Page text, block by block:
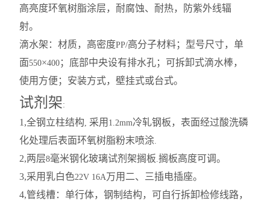
高亮度环氧树脂涂层，耐腐蚀、耐热，防紫外线辐
射。
滴水架：材质，高密度PP/高分子材料；型号尺寸，单
面550×400 ；底部中央设有排水孔；可拆卸式滴水棒，
使用方便；安装方式，壁挂式或台式。
试剂架:
1,全钢立柱结构, 采用 1.2mm冷轧钢板，表面经过酸洗磷
化处理后表面环氧树脂粉末喷涂.
2,两层8毫米钢化玻璃试剂架搁板.搁板高度可调。
3,采用乳白色22V 16A万用二、三插电插座。
4,管线槽：单行体，钢制结构，可自行拆卸检修线路，